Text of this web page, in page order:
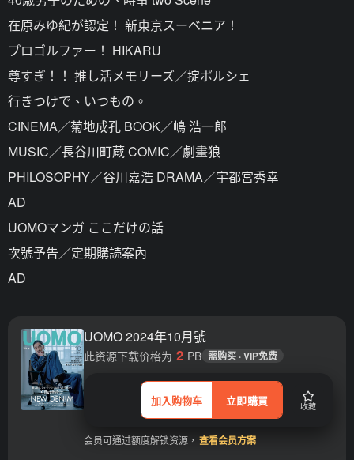
在原みゆ紀が認定！ 新東京スーベニア！
プロゴルファー！ HIKARU
尊すぎ！！ 推し活メモリーズ／掟ポルシェ
行きつけで、いつもの。
CINEMA／菊地成孔 BOOK／嶋 浩一郎
MUSIC／長谷川町蔵 COMIC／劇畫狼
PHILOSOPHY／谷川嘉浩 DRAMA／宇都宮秀幸
AD
UOMOマンガ ここだけの話
次號予告／定期購読案內
AD
UOMO 2024年10月號
加入购物车 立即購買 收藏
此资源下载价格为 2 PB 需购买 · VIP免费
会员可通过额度解锁资源， 查看会员方案